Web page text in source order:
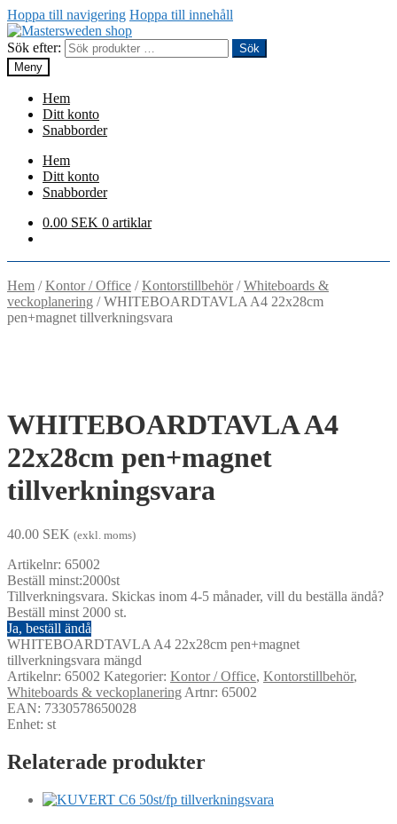
Hoppa till navigering Hoppa till innehåll
Sök efter:
Sök
Meny
Hem
Ditt konto
Snabborder
Hem
Ditt konto
Snabborder
0.00 SEK 0 artiklar
Hem /Kontor / Office /Kontorstillbehör/Whiteboards &
veckoplanering /WHITEBOARDTAVLA A4 22x28cm
pen+magnet tillverkningsvara
WHITEBOARDTAVLA A4
22x28cm pen+magnet
tillverkningsvara
40.00 SEK (exkl. moms)
Artikelnr: 65002
Beställ minst:2000st
Tillverkningsvara. Skickas inom 4-5 månader, vill du beställa ändå?
Beställ minst 2000 st.
Ja, beställ ändå
WHITEBOARDTAVLA A4 22x28cm pen+magnet
tillverkningsvara mängd
Artikelnr: 65002 Kategorier: Kontor / Office, Kontorstillbehör,
Whiteboards & veckoplanering Artnr: 65002
EAN: 7330578650028
Enhet: st
Relaterade produkter